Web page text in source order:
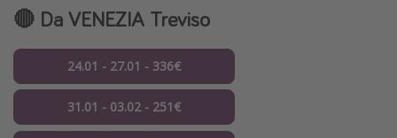
🔴 Da VENEZIA Treviso
24.01 - 27.01 - 336€
31.01 - 03.02 - 251€